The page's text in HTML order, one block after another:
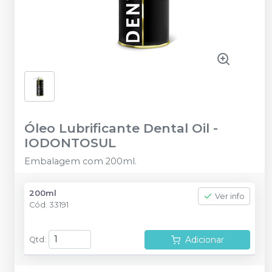
Óleo Lubrificante Dental Oil -
IODONTOSUL
Embalagem com 200ml.
200ml
Cód. 33191
Ver info
Qtd : Adicionar